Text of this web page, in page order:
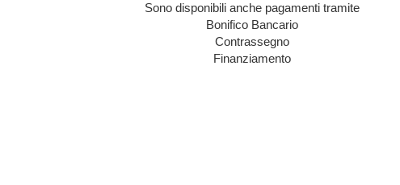
Sono disponibili anche pagamenti tramite
Bonifico Bancario
Contrassegno
Finanziamento